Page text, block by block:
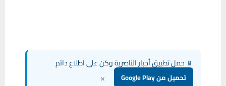
📱 حمل تطبيق أخبار الناصرية وكن على اطلاع دائم
تحميل من Google Play ×